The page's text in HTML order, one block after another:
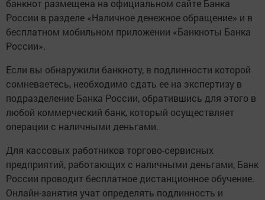
банкнот размещена на официальном сайте Банка
России в разделе «Наличное денежное обращение» и в
бесплатном мобильном приложении «Банкноты Банка
России».
Если вы обнаружили банкноту, в подлинности которой
сомневаетесь, необходимо сдать ее на экспертизу в
подразделение Банка России, обратившись для этого в
любой коммерческий банк, который осуществляет
операции с наличными деньгами.
Для кассовых работников торгово-сервисных
предприятий, работающих с наличными деньгами, Банк
России проводит бесплатное дистанционное обучение.
Онлайн-занятия учат определять подлинность и